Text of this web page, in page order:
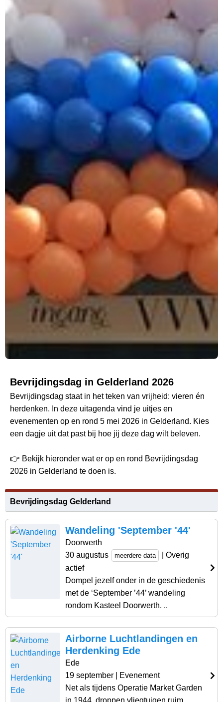
Bevrijdingsdag in Gelderland 2026
Bevrijdingsdag staat in het teken van vrijheid: vieren én
herdenken. In deze uitagenda vind je uitjes en
evenementen op en rond 5 mei 2026 in Gelderland. Kies
een dagje uit dat past bij hoe jij deze dag wilt beleven.
👉 Bekijk hieronder wat er op en rond Bevrijdingsdag
2026 in Gelderland te doen is.
Bevrijdingsdag Gelderland
Wandeling 'September '44'
Doorwerth
30 augustus
meerdere data
| Overig
actief
Dompel jezelf onder in de geschiedenis
met de ‘September ’44’ wandeling
rondom Kasteel Doorwerth. ..
Airborne Luchtlandingen en
Herdenking Ede
Ede
19 september | Evenement
Net als tijdens Operatie Market Garden
in 1944, droppen vliegtuigen ruim